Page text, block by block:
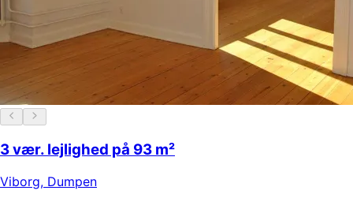
3 vær. lejlighed på 93 m²
Viborg, Dumpen